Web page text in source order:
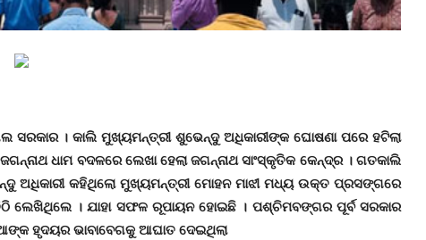
। କାଲି ମୁଖ୍ୟମନ୍ତ୍ରୀ ଶୁଭେନ୍ଦୁ ଅଧିକାରୀଙ୍କ ଘୋଷଣା ପରେ ହଟିଲା
ଧାମ ବଦଳରେ ଲେଖା ହେଲା ଜଗନ୍ନାଥ ସାଂସ୍କୃତିକ କେନ୍ଦ୍ର । ଗତକାଲି
ଅଧିକାରୀ କହିଥିଲୋ ମୁଖ୍ୟମନ୍ତ୍ରୀ ମୋହନ ମାଝୀ ମଧ୍ୟ ଉକ୍ତ ପ୍ରସଙ୍ଗରେ
। ଯାହା ସଫଳ ରୂପାୟନ ହୋଇଛି । ପଶ୍ଚିମବଙ୍ଗର ପୂର୍ବ ସରକାର
ହୃଦୟର ଭାବାବେଗକୁ ଆଘାତ ଦେଇଥିଲା